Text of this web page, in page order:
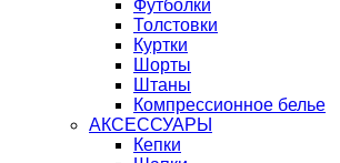
Футболки
Толстовки
Куртки
Шорты
Штаны
Компрессионное белье
АКСЕССУАРЫ
Кепки